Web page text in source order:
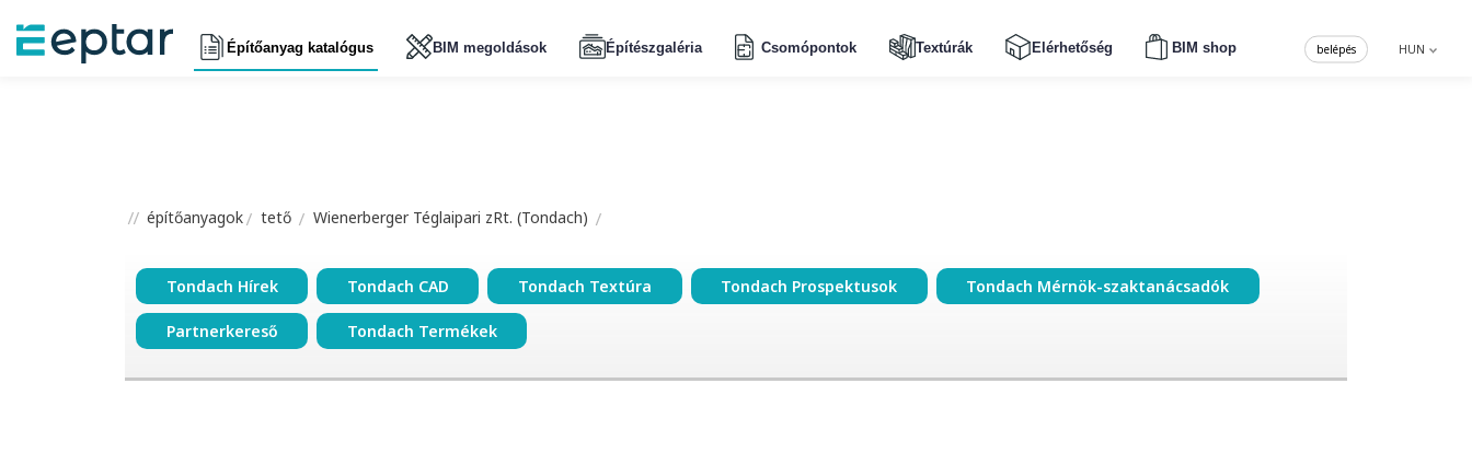
Építőanyag katalógus BIM megoldások Építészgaléria Csomópontok Textúrák Elérhetőség BIM shop HUN
belépés
építőanyagok tető Wienerberger Téglaipari zRt. (Tondach)
Tondach Hírek Tondach CAD Tondach Textúra Tondach Prospektusok Tondach Mérnök-szaktanácsadók
Partnerkereső Tondach Termékek